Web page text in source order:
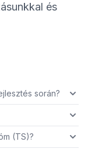
és
során?
(TS)?